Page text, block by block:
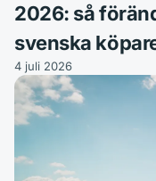
2026: så
svenska
4 juli 2026